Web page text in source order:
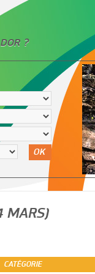
?
OK
MARS)
CATÉGORIE